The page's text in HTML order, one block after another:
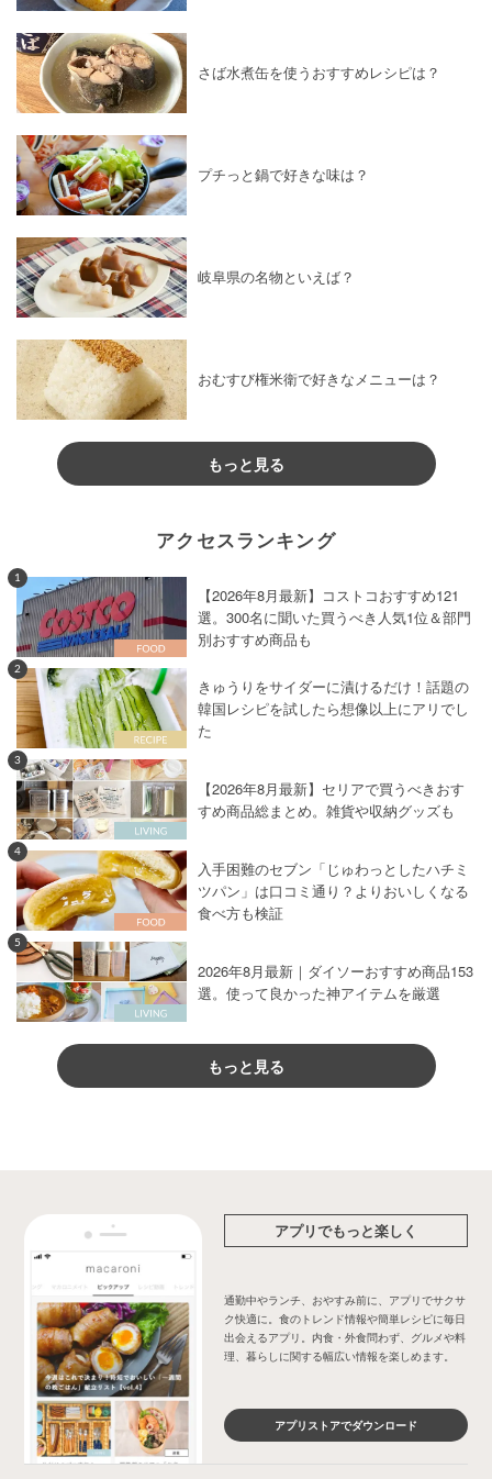
さば水煮缶を使うおすすめレシピは？
プチっと鍋で好きな味は？
岐阜県の名物といえば？
おむすび権米衛で好きなメニューは？
もっと見る
アクセスランキング
1
【2026年8月最新】コストコおすすめ121
選。300名に聞いた買うべき人気1位＆部門
別おすすめ商品も
2
きゅうりをサイダーに漬けるだけ！話題の
韓国レシピを試したら想像以上にアリでし
た
3
【2026年8月最新】セリアで買うべきおす
すめ商品総まとめ。雑貨や収納グッズも
4
入手困難のセブン「じゅわっとしたハチミ
ツパン」は口コミ通り？よりおいしくなる
食べ方も検証
5
2026年8月最新｜ダイソーおすすめ商品153
選。使って良かった神アイテムを厳選
もっと見る
アプリでもっと楽しく
通勤中やランチ、おやすみ前に、アプリでサクサ
ク快適に。食のトレンド情報や簡単レシピに毎日
出会えるアプリ。内食・外食問わず、グルメや料
理、暮らしに関する幅広い情報を楽しめます。
アプリストアでダウンロード